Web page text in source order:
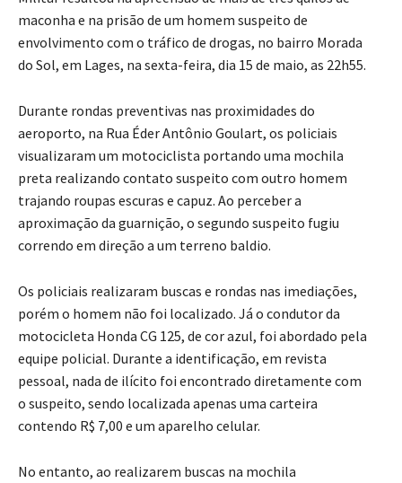
maconha e na prisão de um homem suspeito de
envolvimento com o tráfico de drogas, no bairro Morada
do Sol, em Lages, na sexta-feira, dia 15 de maio, as 22h55.
Durante rondas preventivas nas proximidades do
aeroporto, na Rua Éder Antônio Goulart, os policiais
visualizaram um motociclista portando uma mochila
preta realizando contato suspeito com outro homem
trajando roupas escuras e capuz. Ao perceber a
aproximação da guarnição, o segundo suspeito fugiu
correndo em direção a um terreno baldio.
Os policiais realizaram buscas e rondas nas imediações,
porém o homem não foi localizado. Já o condutor da
motocicleta Honda CG 125, de cor azul, foi abordado pela
equipe policial. Durante a identificação, em revista
pessoal, nada de ilícito foi encontrado diretamente com
o suspeito, sendo localizada apenas uma carteira
contendo R$ 7,00 e um aparelho celular.
No entanto, ao realizarem buscas na mochila